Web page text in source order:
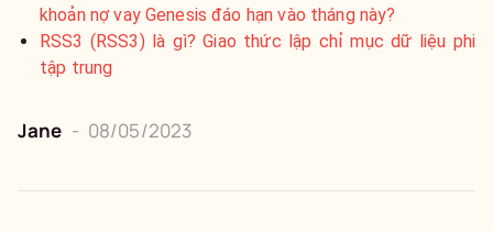
khoản nợ vay Genesis đáo hạn vào tháng này?
RSS3 (RSS3) là gì? Giao thức lập chỉ mục dữ liệu phi
tập trung
Jane - 08/05/2023